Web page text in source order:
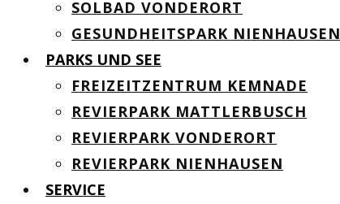
SOLBAD VONDERORT
GESUNDHEITSPARK NIENHAUSEN
PARKS UND SEE
FREIZEITZENTRUM KEMNADE
REVIERPARK MATTLERBUSCH
REVIERPARK VONDERORT
REVIERPARK NIENHAUSEN
SERVICE